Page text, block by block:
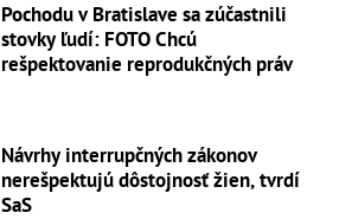
Pochodu v Bratislave sa zúčastnili
stovky ľudí: FOTO Chcú
rešpektovanie reprodukčných práv
Návrhy interrupčných zákonov
nerešpektujú dôstojnosť žien, tvrdí
SaS